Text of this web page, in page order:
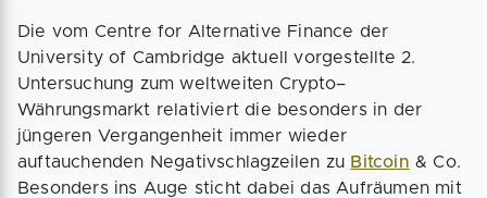
Die vom Centre for Alternative Finance der
University of Cambridge aktuell vorgestellte 2.
Untersuchung zum weltweiten Crypto–
Währungsmarkt relativiert die besonders in der
jüngeren Vergangenheit immer wieder
auftauchenden Negativschlagzeilen zu Bitcoin & Co.
Besonders ins Auge sticht dabei das Aufräumen mit